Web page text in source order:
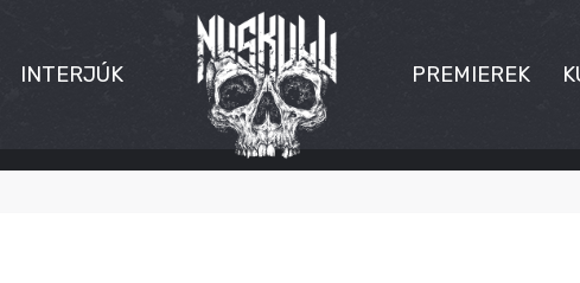
INTERJÚK PREMIEREK